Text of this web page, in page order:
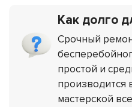
Как долго
Срочный
простой и
производится
мастерской